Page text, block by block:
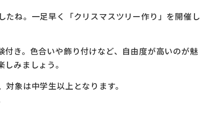
たね。一足早く「クリスマスツリー作り」を開催し
付き。色合いや飾り付けなど、自由度が高いのが魅
みましょう。
象は中学生以上となります。